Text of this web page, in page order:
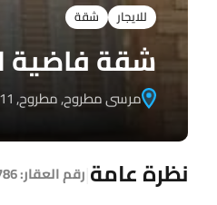
للايجار شقة
شقة فاضية
مرسى مطروح, مطروح, 51511, مصر
نظرة عامة رقم العقار: